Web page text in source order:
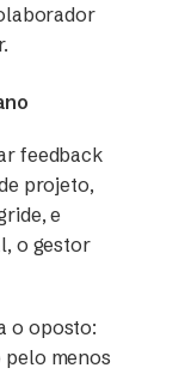
feedback
projeto,
e
o gestor
o oposto:
menos